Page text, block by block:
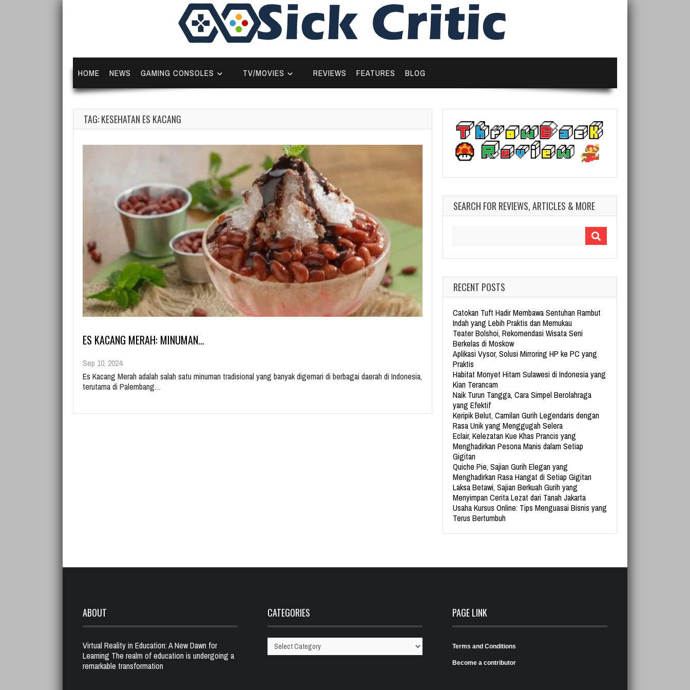
HOME NEWS GAMING CONSOLES TV/MOVIES REVIEWS FEATURES BLOG
TAG: KESEHATAN ES KACANG
ES KACANG MERAH: MINUMAN…
Sep 10, 2024
Es Kacang Merah adalah salah satu minuman tradisional yang banyak digemari di berbagai daerah di Indonesia,
terutama di Palembang…
SEARCH FOR REVIEWS, ARTICLES & MORE
RECENT POSTS
Catokan Tuft Hadir Membawa Sentuhan Rambut
Indah yang Lebih Praktis dan Memukau
Teater Bolshoi, Rekomendasi Wisata Seni
Berkelas di Moskow
Aplikasi Vysor, Solusi Mirroring HP ke PC yang
Praktis
Habitat Monyet Hitam Sulawesi di Indonesia yang
Kian Terancam
Naik Turun Tangga, Cara Simpel Berolahraga
yang Efektif
Keripik Belut, Camilan Gurih Legendaris dengan
Rasa Unik yang Menggugah Selera
Eclair, Kelezatan Kue Khas Prancis yang
Menghadirkan Pesona Manis dalam Setiap
Gigitan
Quiche Pie, Sajian Gurih Elegan yang
Menghadirkan Rasa Hangat di Setiap Gigitan
Laksa Betawi, Sajian Berkuah Gurih yang
Menyimpan Cerita Lezat dari Tanah Jakarta
Usaha Kursus Online: Tips Menguasai Bisnis yang
Terus Bertumbuh
ABOUT
Virtual Reality in Education: A New Dawn for
Learning The realm of education is undergoing a
remarkable transformation
CATEGORIES
Categories
PAGE LINK
Terms and Conditions
Become a contributor